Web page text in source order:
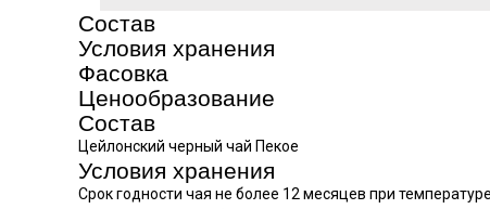
Состав
Условия хранения
Фасовка
Ценообразование
Состав
Цейлонский черный чай Пекое
Условия хранения
Срок годности чая не более 12 месяцев при